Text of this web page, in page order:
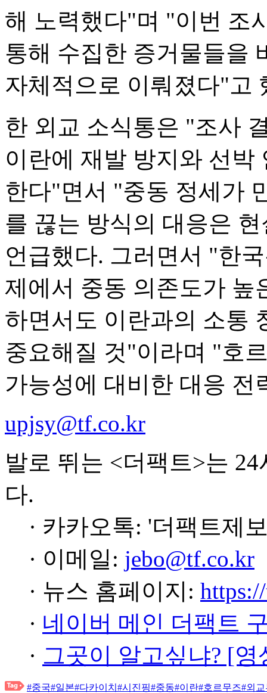
해 노력했다"며 "이번 조
통해 수집한 증거물들을
자체적으로 이뤄졌다"고
한 외교 소식통은 "조사
이란에 재발 방지와 선박
한다"면서 "중동 정세가
를 끊는 방식의 대응은
언급했다. 그러면서 "한
제에서 중동 의존도가 높
하면서도 이란과의 소통
중요해질 것"이라며 "호
가능성에 대비한 대응
upjsy@tf.co.kr
발로 뛰는 <더팩트>는
다.
· 카카오톡: '더팩트제
· 이메일: jebo@tf.co.kr
· 뉴스 홈페이지:
· 네이버 메인 더팩트
· 그곳이 알고싶냐? [
#중국#일본#다카이치 #시진핑#중동#이란#호르무즈#외